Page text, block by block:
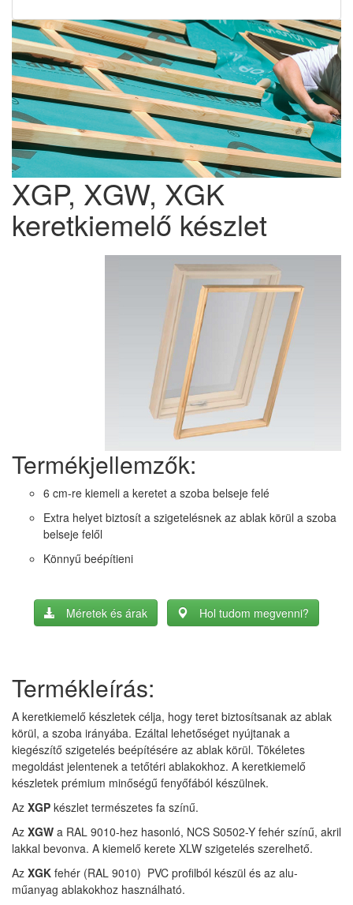
XGP, XGW, XGK
keretkiemelő készlet
Termékjellemzők:
6 cm-re kiemeli a keretet a szoba belseje felé
Extra helyet biztosít a szigetelésnek az ablak körül a szoba
belseje felől
Könnyű beépítieni
Méretek és árak Hol tudom megvenni?
Termékleírás:
A keretkiemelő készletek célja, hogy teret biztosítsanak az ablak
körül, a szoba irányába. Ezáltal lehetőséget nyújtanak a
kiegészítő szigetelés beépítésére az ablak körül. Tökéletes
megoldást jelentenek a tetőtéri ablakokhoz. A keretkiemelő
készletek prémium minőségű fenyőfából készülnek.
Az XGP készlet természetes fa színű.
Az XGW a RAL 9010-hez hasonló, NCS S0502-Y fehér színű, akril
lakkal bevonva. A kiemelő kerete XLW szigetelés szerelhető.
Az XGK fehér (RAL 9010) PVC profilból készül és az alu-
műanyag ablakokhoz használható.